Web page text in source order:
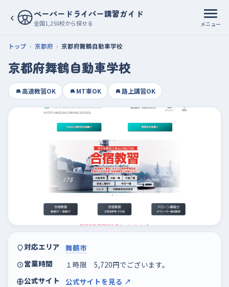
‹ ペーパードライバー講習ガイド
全国1,250校から探せる メニュー
トップ 京都府 京都府舞鶴自動車学校
京都府舞鶴自動車学校
高速教習OK MT車OK 路上講習OK
対応エリア 舞鶴市
営業時間
１時限 5,720円でございます。
公式サイト
公式サイトを見る ↗